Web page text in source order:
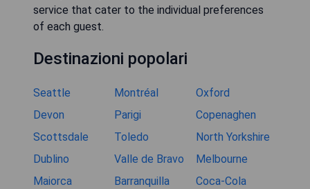
service that cater to the individual preferences
of each guest.
Destinazioni popolari
Seattle Montréal
Oxford
Devon
Parigi
Copenaghen
Scottsdale
Toledo
North Yorkshire
Dublino
Valle de Bravo
Melbourne
Maiorca
Barranquilla
Coca-Cola